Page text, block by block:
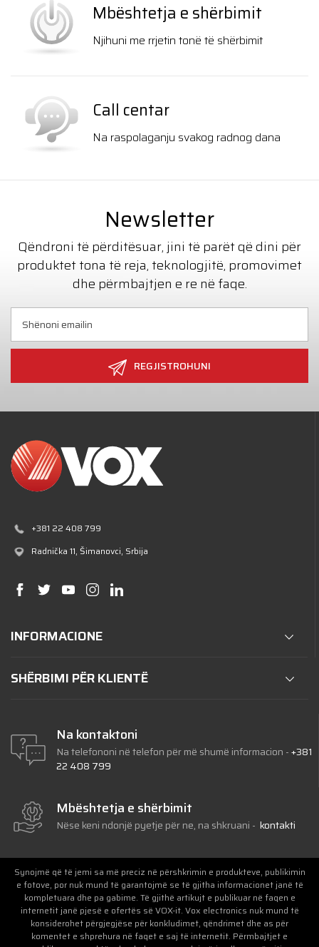
Mbështetja e shërbimit
Njihuni me rrjetin tonë të shërbimit
Call centar
Na raspolaganju svakog radnog dana
Newsletter
Qëndroni të përditësuar, jini të parët që dini për
produktet tona të reja, teknologjitë, promovimet
dhe përmbajtjen e re në faqe.
REGJISTROHUNI
+381 22 408 799
Radnička 11, Šimanovci, Srbija
INFORMACIONE
SHËRBIMI PËR KLIENTË
Na kontaktoni
Na telefononi në telefon për më shumë informacion -+381
22 408 799
Mbështetja e shërbimit
Nëse keni ndonjë pyetje për ne, na shkruani - kontakti
Synojmë që të jemi sa më preciz në përshkrimin e produkteve, publikimin
e fotove, por nuk mund të garantojmë se të gjitha informacionet janë të
kompletuara dhe pa gabime. Të gjithë artikujt e publikuar në faqen e
internetit janë pjesë e ofertës së VOX-it. Vox electronics nuk mund të
konsiderohet përgjegjëse për konkludimet, qëndrimet dhe as për
komentet e shprehura në faqet e saj të internetit. Përmbajtjet e